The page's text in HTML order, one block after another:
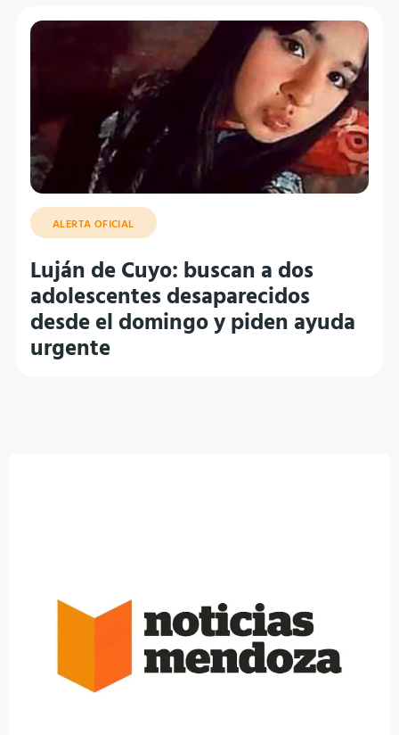
ALERTA OFICIAL
Luján de Cuyo: buscan a dos
adolescentes desaparecidos
desde el domingo y piden ayuda
urgente